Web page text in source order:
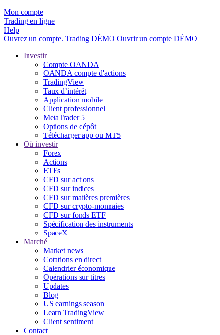
Mon compte
Trading en ligne
Help
Ouvrez un compte. Trading DÉMO Ouvrir un compte DÉMO
Investir
Compte OANDA
OANDA compte d'actions
TradingView
Taux d’intérêt
Application mobile
Client professionnel
MetaTrader 5
Options de dépôt
Télécharger app ou MT5
Où investir
Forex
Actions
ETFs
CFD sur actions
CFD sur indices
CFD sur matières premières
CFD sur crypto-monnaies
CFD sur fonds ETF
Spécification des instruments
SpaceX
Marché
Market news
Cotations en direct
Calendrier économique
Opérations sur titres
Updates
Blog
US earnings season
Learn TradingView
Client sentiment
Contact